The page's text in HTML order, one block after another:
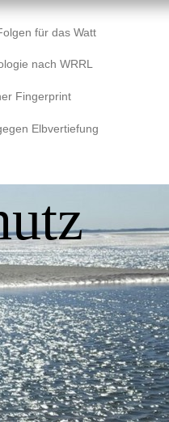
für das Watt
nach WRRL
Fingerprint
Elbvertiefung